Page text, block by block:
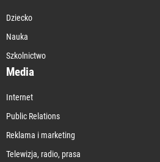
Dziecko
Nauka
Szkolnictwo
Media
Internet
Public Relations
Reklama i marketing
Telewizja, radio, prasa